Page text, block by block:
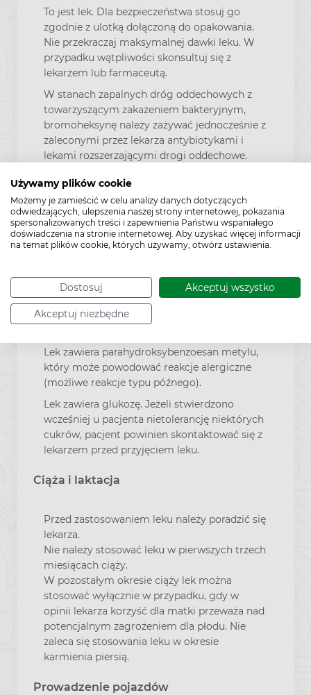
Używamy plików cookie
Możemy je zamieścić w celu analizy danych dotyczących
odwiedzających, ulepszenia naszej strony internetowej, pokazania
spersonalizowanych treści i zapewnienia Państwu wspaniałego
doświadczenia na stronie internetowej. Aby uzyskać więcej informacji
na temat plików cookie, których używamy, otwórz ustawienia.
Dostosuj Akceptuj wszystko
Akceptuj niezbędne
To jest lek. Dla bezpieczeństwa stosuj go
zgodnie z ulotką dołączoną do opakowania.
Nie przekraczaj maksymalnej dawki leku. W
przypadku wątpliwości skonsultuj się z
lekarzem lub farmaceutą.
W stanach zapalnych dróg oddechowych z
towarzyszącym zakażeniem bakteryjnym,
bromoheksynę należy zażywać jednocześnie z
zaleconymi przez lekarza antybiotykami i
lekami rozszerzającymi drogi oddechowe.
zwłaszcza, gdy występuje gorączka.
Odpowiednie nawodnienie organizmu
zwiększa rozrzedzenie wydzieliny oskrzelowej
i ułatwia odkrztuszanie.
Lek należy stosować ostrożnie u pacjentów z
dwunastnicy, gdyż może on nasilać jej
objawy. Należy również zachować ostrożność
u pacjentów, w przypadku ciężkich zaburzeń
Lek zawiera parahydroksybenzoesan metylu,
który może powodować reakcje alergiczne
(możliwe reakcje typu późnego).
Lek zawiera glukozę. Jeżeli stwierdzono
wcześniej u pacjenta nietolerancję niektórych
cukrów, pacjent powinien skontaktować się z
lekarzem przed przyjęciem leku.
Ciąża i laktacja
Przed zastosowaniem leku należy poradzić się
lekarza.
Nie należy stosować leku w pierwszych trzech
miesiącach ciąży.
W pozostałym okresie ciąży lek można
stosować wyłącznie w przypadku, gdy w
opinii lekarza korzyść dla matki przeważa nad
potencjalnym zagrożeniem dla płodu. Nie
zaleca się stosowania leku w okresie
karmienia piersią.
Prowadzenie pojazdów